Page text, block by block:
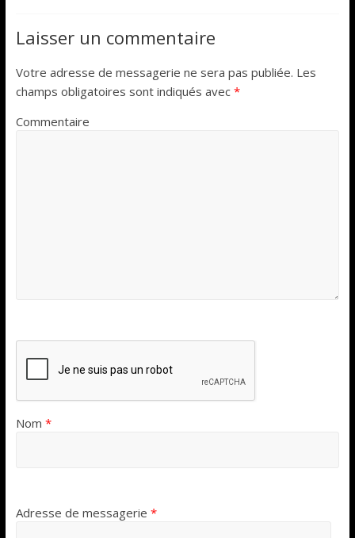
Laisser un commentaire
Votre adresse de messagerie ne sera pas publiée. Les
champs obligatoires sont indiqués avec *
Commentaire
Nom *
Adresse de messagerie *